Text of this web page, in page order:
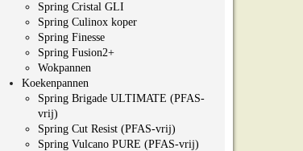
Spring Cristal GLI
Spring Culinox koper
Spring Finesse
Spring Fusion2+
Wokpannen
Koekenpannen
Spring Brigade ULTIMATE (PFAS-
vrij)
Spring Cut Resist (PFAS-vrij)
Spring Vulcano PURE (PFAS-vrij)